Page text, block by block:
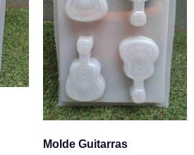
Molde Guitarras